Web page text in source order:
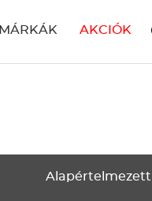
MÁRKÁK AKCIÓK
Alapértelmezett